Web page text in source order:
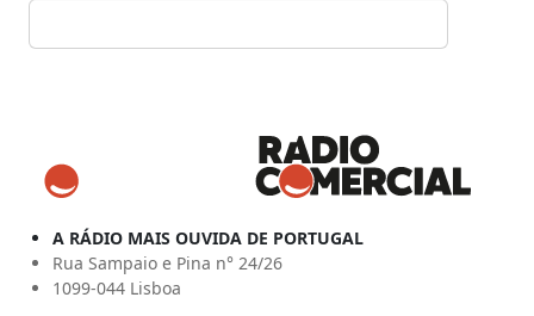
A RÁDIO MAIS OUVIDA DE PORTUGAL
Rua Sampaio e Pina n° 24/26
1099-044 Lisboa